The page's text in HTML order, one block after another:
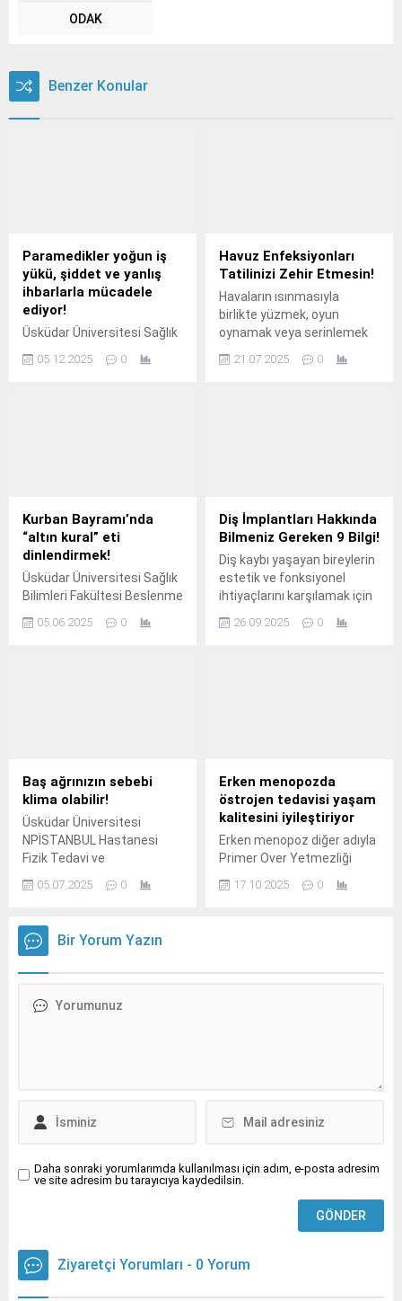
ODAK
Benzer Konular
Paramedikler yoğun iş
yükü, şiddet ve yanlış
ihbarlarla mücadele
ediyor!
Üsküdar Üniversitesi Sağlık
Yüksekokulu İlk ve Acil
05.12.2025 0
Havuz Enfeksiyonları
Tatilinizi Zehir Etmesin!
Havaların ısınmasıyla
birlikte yüzmek, oyun
oynamak veya serinlemek
havuzlar, jakuziler, su
21.07.2025 0
Kurban Bayramı’nda
“altın kural” eti
dinlendirmek!
Üsküdar Üniversitesi Sağlık
Bilimleri Fakültesi Beslenme
05.06.2025 0
Diş İmplantları Hakkında
Bilmeniz Gereken 9 Bilgi!
Diş kaybı yaşayan bireylerin
estetik ve fonksiyonel
ihtiyaçlarını karşılamak için
çözümlerden biri de diş
26.09.2025 0
Baş ağrınızın sebebi
klima olabilir!
Üsküdar Üniversitesi
NPİSTANBUL Hastanesi
Fizik Tedavi ve
Rehabilitasyon Uzmanı
Prof.
05.07.2025 0
Erken menopozda
östrojen tedavisi yaşam
kalitesini iyileştiriyor
Erken menopoz diğer adıyla
Primer Over Yetmezliği
(POI) tanısı, 40 yaşın
altındaki kadınlarda ortaya
17.10.2025 0
Bir Yorum Yazın
Daha sonraki yorumlarımda kullanılması için adım, e-posta adresim
ve site adresim bu tarayıcıya kaydedilsin.
Ziyaretçi Yorumları - 0 Yorum